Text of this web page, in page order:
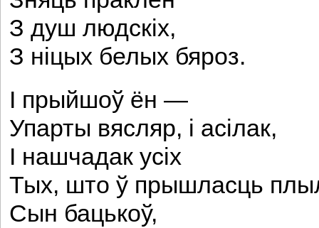
З душ людскіх,
З ніцых белых бяроз.
I прыйшоў ён —
Упарты вясляр, і асілак,
I нашчадак усіх
Тых, што ў прышласць
Сын бацькоў,